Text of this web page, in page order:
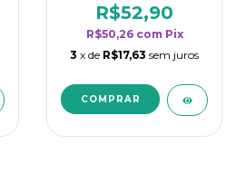
rendimento da
categoria - Neutro
R$52,90
R$50,26 com Pix
3 x de R$17,63 sem juros